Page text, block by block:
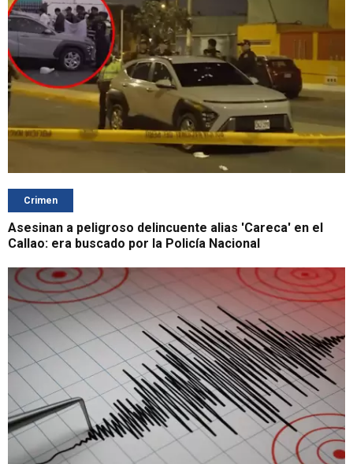
Crimen
Asesinan a peligroso delincuente alias 'Careca' en el
Callao: era buscado por la Policía Nacional